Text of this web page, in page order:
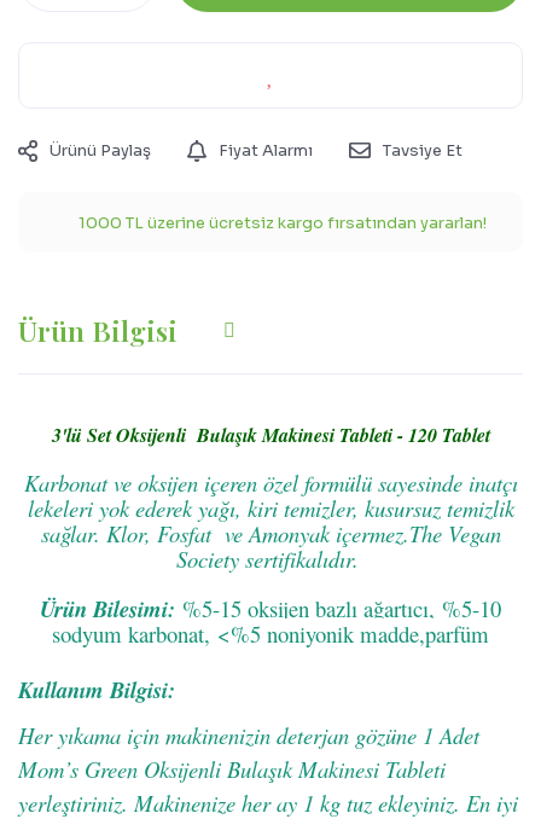
Ürünü Paylaş Fiyat Alarmı Tavsiye Et
1000 TL üzerine ücretsiz kargo fırsatından yararlan!
Ürün Bilgisi
3'lü Set Oksijenli Bulaşık Makinesi Tableti - 120 Tablet
Karbonat ve oksijen içeren özel formülü sayesinde inatçı
lekeleri yok ederek yağı, kiri temizler, kusursuz temizlik
sağlar. Klor, Fosfat ve Amonyak içermez.The Vegan
Society sertifikalıdır.
Ürün Bileşimi: %5-15 oksijen bazlı ağartıcı, %5-10
sodyum karbonat, <%5 noniyonik madde,parfüm
Kullanım Bilgisi:
Her yıkama için makinenizin deterjan gözüne 1 Adet
Mom’s Green Oksijenli Bulaşık Makinesi Tableti
yerleştiriniz. Makinenize her ay 1 kg tuz ekleyiniz. En iyi